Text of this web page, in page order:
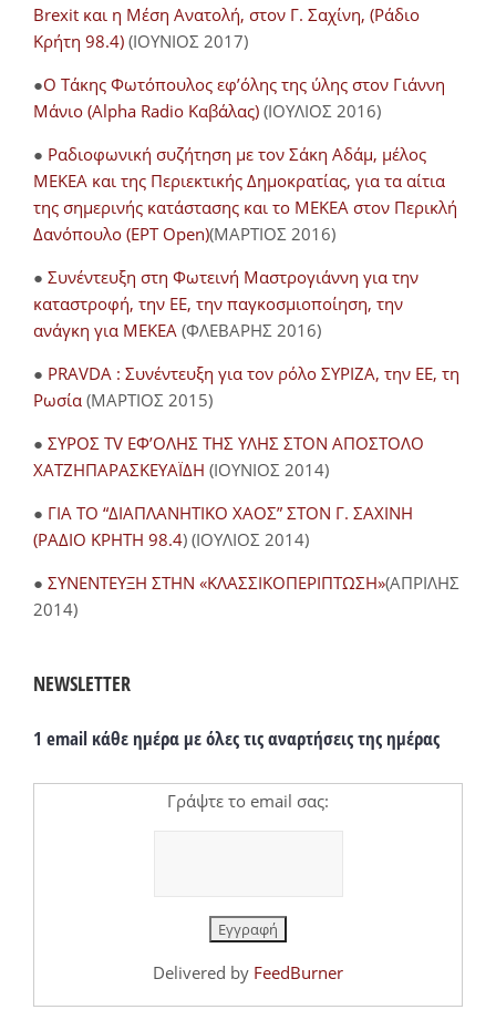
Brexit και η Μέση Ανατολή, στον Γ. Σαχίνη, (Ράδιο
Κρήτη 98.4) (ΙΟΥΝΙΟΣ 2017)
●O Τάκης Φωτόπουλος εφ’όλης της ύλης στον Γιάννη
Μάνιο (Alpha Radio Καβάλας) (ΙΟΥΛΙΟΣ 2016)
● Ραδιοφωνική συζήτηση με τον Σάκη Αδάμ, μέλος
ΜΕΚΕΑ και της Περιεκτικής Δημοκρατίας, για τα αίτια
της σημερινής κατάστασης και το ΜΕΚΕΑ στον Περικλή
Δανόπουλο (ΕΡΤ Open)(ΜΑΡΤΙΟΣ 2016)
● Συνέντευξη στη Φωτεινή Μαστρογιάννη για την
καταστροφή, την ΕΕ, την παγκοσμιοποίηση, την
ανάγκη για ΜΕΚΕΑ (ΦΛΕΒΑΡΗΣ 2016)
● PRAVDA : Συνέντευξη για τον ρόλο ΣΥΡΙΖΑ, την ΕΕ, τη
Ρωσία (ΜΑΡΤΙΟΣ 2015)
● ΣΥΡΟΣ TV ΕΦ’ΟΛΗΣ ΤΗΣ ΥΛΗΣ ΣΤΟΝ ΑΠΟΣΤΟΛΟ
ΧΑΤΖΗΠΑΡΑΣΚΕΥΑΪΔΗ (ΙΟΥΝΙΟΣ 2014)
● ΓΙΑ ΤΟ “ΔΙΑΠΛΑΝΗΤΙΚΟ ΧΑΟΣ” ΣΤΟΝ Γ. ΣΑΧΙΝΗ
(ΡΑΔΙΟ ΚΡΗΤΗ 98.4) (ΙΟΥΛΙΟΣ 2014)
● ΣΥΝΕΝΤΕΥΞΗ ΣΤΗΝ «ΚΛΑΣΣΙΚΟΠΕΡΙΠΤΩΣΗ»(ΑΠΡΙΛΗΣ
2014)
NEWSLETTER
1 email κάθε ημέρα με όλες τις αναρτήσεις της ημέρας
Γράψτε το email σας:
Delivered by FeedBurner